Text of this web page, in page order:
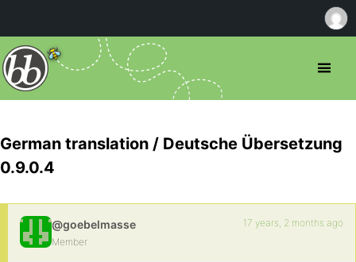
German translation / Deutsche Übersetzung
0.9.0.4
@goebelmasse
Member
17 years, 2 months ago